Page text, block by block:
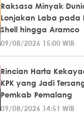
Raksasa Minyak
Lonjakan Laba pada
Shell hingga Aramco
09/08/2026 15:00 WIB
Rincian Harta
KPK yang Jadi
Pemkab Pemalang
09/08/2026 14:51 WIB